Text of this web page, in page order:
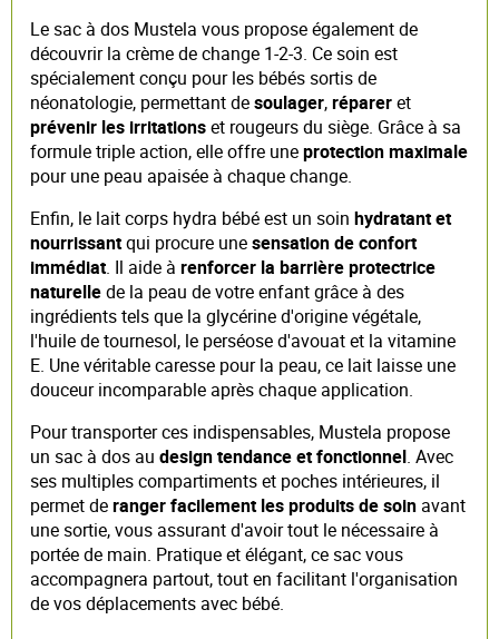
Le sac à dos Mustela vous propose également de
découvrir la crème de change 1-2-3. Ce soin est
spécialement conçu pour les bébés sortis de
néonatologie, permettant desoulager,répareret
prévenir les irritationset rougeurs du siège. Grâce à sa
formule triple action, elle offre uneprotection maximale
pour une peau apaisée à chaque change.
Enfin, le lait corps hydra bébé est un soin hydratant et
nourrissantqui procure unesensation de confort
immédiat. Il aide à renforcer la barrière protectrice
naturellede la peau de votre enfant grâce à des
ingrédients tels que la glycérine d'origine végétale,
l'huile de tournesol, le perséose d'avouat et la vitamine
E. Une véritable caresse pour la peau, ce lait laisse une
douceur incomparable après chaque application.
Pour transporter ces indispensables, Mustela propose
un sac à dos au design tendance et fonctionnel. Avec
ses multiples compartiments et poches intérieures, il
permet deranger facilement les produits de soin avant
une sortie, vous assurant d'avoir tout le nécessaire à
portée de main. Pratique et élégant, ce sac vous
accompagnera partout, tout en facilitant l'organisation
de vos déplacements avec bébé.